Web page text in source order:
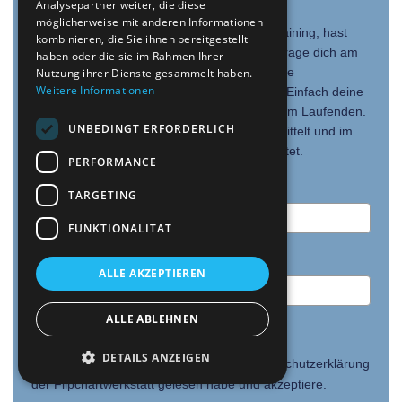
Du interessierst dich für mein Live-Online-Training, hast
aber zum angebotenen Termin keine Zeit? Trage dich am
besten gleich auf die Warteliste für kommende
Veranstaltungen und meinen Newsletter ein. Einfach deine
Kontaktdaten eintragen und du bleibst auf dem Laufenden.
Dadurch werden deine Daten an mich übermittelt und im
Sinne meiner
verarbeitet.
Dein Name
Deine E-Mail*
Datenschutzbestätigung *
Hiermit bestätige ich, dass ich die Datenschutzerklärung
der Flipchartwerkstatt gelesen habe und akzeptiere.
Analysepartner weiter, die diese
möglicherweise mit anderen Informationen
kombinieren, die Sie ihnen bereitgestellt
haben oder die sie im Rahmen Ihrer
Nutzung ihrer Dienste gesammelt haben.
Weitere Informationen
UNBEDINGT ERFORDERLICH
PERFORMANCE
TARGETING
FUNKTIONALITÄT
ALLE AKZEPTIEREN
ALLE ABLEHNEN
DETAILS ANZEIGEN